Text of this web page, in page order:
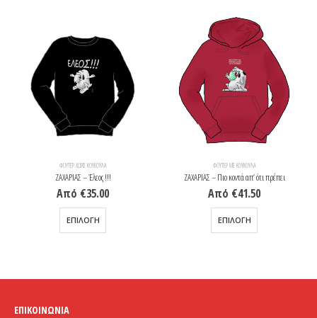
ΦΟΎΤΕΡ ΧΩΡΊΣ ΚΟΥΚΟΎΛΑ
ΖΑΧΑΡΙΑΣ – Έλεος !!!
Από €35.00
ΕΠΙΛΟΓΉ
Αυτό το προϊόν έχει πολλαπλές παραλλαγές. Οι επιλογές μπορούν να επιλεγούν στη σελίδα του προϊόντος
ΦΟΎΤΕΡ ΜΕ ΚΟΥΚΟΎΛΑ
ΖΑΧΑΡΙΑΣ – Πιο κοντά απ’ ότι πρέπει
Από €41.50
ΕΠΙΛΟΓΉ
Αυτό το προϊόν έχει πολλαπλές παραλλαγές. Οι επιλογές μπορούν να επιλεγούν στη σελίδα του προϊόντος
ΕΠΙΚΟΙΝΩΝΊΑ